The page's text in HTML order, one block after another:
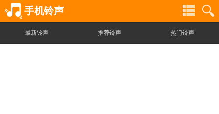
手机铃声
最新铃声 推荐铃声 热门铃声